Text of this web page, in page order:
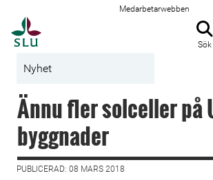
Medarbetarwebben
Sök
Nyhet
Ännu fler solceller på
byggnader
PUBLICERAD: 08 MARS 2018